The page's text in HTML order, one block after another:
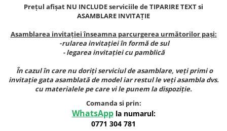
Prețul afișat NU INCLUDE serviciile de TIPARIRE TEXT si
ASAMBLARE INVITAȚIE
Asamblarea invitației înseamna parcurgerea următorilor pași:
-rularea invitației în formă de sul
- legarea invitației cu pamblică
În cazul în care nu doriți serviciul de asamblare, veți primi o
invitație gata asamblată de modeliar restul le veți asambla dvs.
cu materialele pe care vi le punem la dispoziție.
Comanda si prin:
WhatsApp la numarul:
0771 304 781